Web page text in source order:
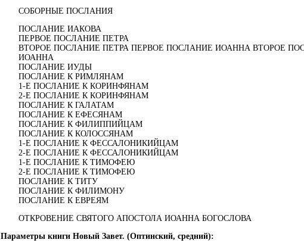
СОБОРНЫЕ ПОСЛАНИЯ
ПОСЛАНИЕ ИАКОВА
ПЕРВОЕ ПОСЛАНИЕ ПЕТРА
ВТОРОЕ ПОСЛАНИЕ ПЕТРА ПЕРВОЕ ПОСЛАНИЕ ИОАННА ВТОРОЕ
ИОАННА
ПОСЛАНИЕ ИУДЫ
ПОСЛАНИЕ К РИМЛЯНАМ
1-Е ПОСЛАНИЕ К КОРИНФЯНАМ
2-Е ПОСЛАНИЕ К КОРИНФЯНАМ
ПОСЛАНИЕ К ГАЛАТАМ
ПОСЛАНИЕ К ЕФЕСЯНАМ
ПОСЛАНИЕ К ФИЛИППИЙЦАМ
ПОСЛАНИЕ К КОЛОССЯНАМ
1-Е ПОСЛАНИЕ К ФЕССАЛОНИКИЙЦАМ
2-Е ПОСЛАНИЕ К ФЕССАЛОНИКИЙЦАМ
1-Е ПОСЛАНИЕ К ТИМОФЕЮ
2-Е ПОСЛАНИЕ К ТИМОФЕЮ
ПОСЛАНИЕ К ТИТУ
ПОСЛАНИЕ К ФИЛИМОНУ
ПОСЛАНИЕ К ЕВРЕЯМ
ОТКРОВЕНИЕ СВЯТОГО АПОСТОЛА ИОАННА БОГОСЛОВА
Параметры книги Новый Завет. (Оптинский, средний):